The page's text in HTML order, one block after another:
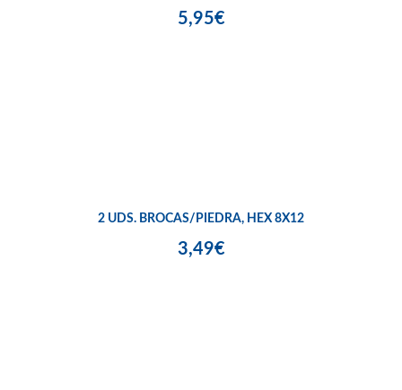
5,95€
2 UDS. BROCAS/PIEDRA, HEX 8X12
3,49€